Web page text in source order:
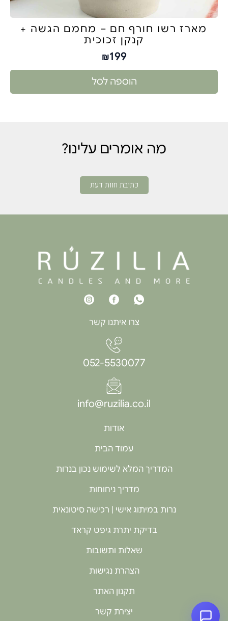
מארז רשו חורף חם – מחמם הגשה +
קנקן זכוכית
₪199
הוספה לסל
מה אומרים עלינו?
כתיבת חוות דעת
צרו איתנו קשר
052-5530077
info@ruzilia.co.il
אודות
עמוד הבית
המדריך המלא לשימוש נכון בנרות
מדריך ניחוחות
נרות במיתוג אישי | רכישה סיטונאית
בדיקת יתרת גיפט קראד
שאלות ותשובות
הצהרת נגישות
תקנון האתר
יצירת קשר